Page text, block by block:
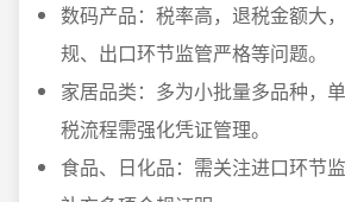
数码产品：税率高，退税金额大
规、出口环节监管严格等问题。
家居品类：多为小批量多品种，
税流程需强化凭证管理。
食品、日化品：需关注进口环节